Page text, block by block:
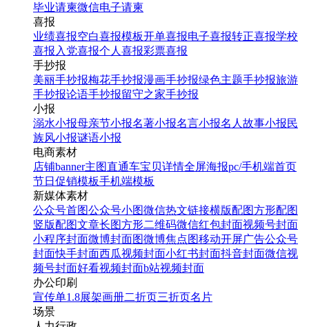
找相似
翻页H5
母亲节快乐拼图晒图手机
海报设计模板
找相似
手机海报
毕业请柬微信电子请柬
喜报
业绩喜报空白喜报模板开单喜报电子喜报转正喜报学校
喜报 入党喜报个人喜报彩票喜报
手抄报
美丽手抄报梅花手抄报漫画手抄报绿色主题手抄报旅游
手抄报论语手抄报留守之家手抄报
小报
溺水小报母亲节小报名著小报名言小报名人故事小报民
族风小报谜语小报
电商素材
店铺banner主图直通车宝贝详情全屏海报pc/手机端首页
节日促销模板手机端模板
新媒体素材
公众号首图公众号小图微信热文链接横版配图方形配图
竖版配图文章长图方形二维码微信红包封面视频号封面
小程序封面微博封面图微博焦点图移动开屏广告公众号
封面快手封面西瓜视频封面小红书封面抖音封面微信视
频号封面好看视频封面b站视频封面
办公印刷
宣传单1.8展架画册二折页三折页名片
场景